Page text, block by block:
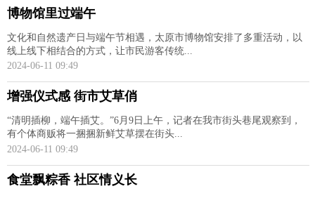
博物馆里过端午
文化和自然遗产日与端午节相遇，太原市博物馆安排了多重活动，以
线上线下相结合的方式，让市民游客传统...
2024-06-11 09:49
增强仪式感 街市艾草俏
“清明插柳，端午插艾。”6月9日上午，记者在我市街头巷尾观察到，
有个体商贩将一捆捆新鲜艾草摆在街头...
2024-06-11 09:49
食堂飘粽香 社区情义长